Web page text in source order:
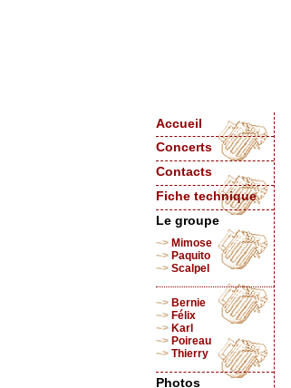
Accueil
Concerts
Contacts
Fiche technique
Le groupe
Mimose
Paquito
Scalpel
Bernie
Félix
Karl
Poireau
Thierry
Photos